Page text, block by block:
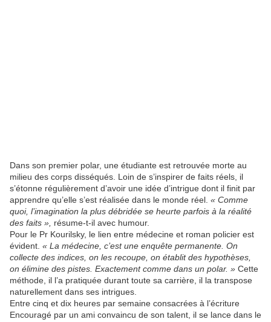
Dans son premier polar, une étudiante est retrouvée morte au
milieu des corps disséqués. Loin de s’inspirer de faits réels, il
s’étonne régulièrement d’avoir une idée d’intrigue dont il finit par
apprendre qu’elle s’est réalisée dans le monde réel. « Comme
quoi, l’imagination la plus débridée se heurte parfois à la réalité
des faits », résume-t-il avec humour.
Pour le Pr Kourilsky, le lien entre médecine et roman policier est
évident. « La médecine, c’est une enquête permanente. On
collecte des indices, on les recoupe, on établit des hypothèses,
on élimine des pistes. Exactement comme dans un polar. » Cette
méthode, il l’a pratiquée durant toute sa carrière, il la transpose
naturellement dans ses intrigues.
Entre cinq et dix heures par semaine consacrées à l’écriture
Encouragé par un ami convaincu de son talent, il se lance dans le